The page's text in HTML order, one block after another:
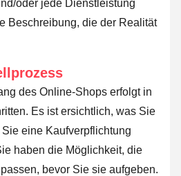
oder jede Dienstleistung
Beschreibung, die der Realität
des Online-Shops erfolgt in
Es ist ersichtlich, was Sie
eine Kaufverpflichtung
haben die Möglichkeit, die
bevor Sie sie aufgeben.